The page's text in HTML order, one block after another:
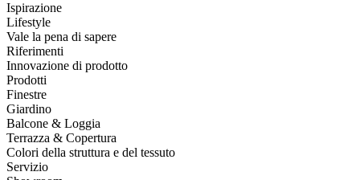
Ispirazione
Lifestyle
Vale la pena di sapere
Riferimenti
Innovazione di prodotto
Prodotti
Finestre
Giardino
Balcone & Loggia
Terrazza & Copertura
Colori della struttura e del tessuto
Servizio